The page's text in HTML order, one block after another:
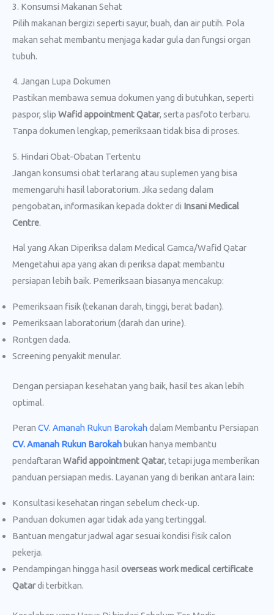
3. Konsumsi Makanan Sehat
Pilih makanan bergizi seperti sayur, buah, dan air putih. Pola
makan sehat membantu menjaga kadar gula dan fungsi organ
tubuh.
4. Jangan Lupa Dokumen
Pastikan membawa semua dokumen yang di butuhkan, seperti
paspor, slip Wafid appointment Qatar, serta pasfoto terbaru.
Tanpa dokumen lengkap, pemeriksaan tidak bisa di proses.
5. Hindari Obat-Obatan Tertentu
Jangan konsumsi obat terlarang atau suplemen yang bisa
memengaruhi hasil laboratorium. Jika sedang dalam
pengobatan, informasikan kepada dokter di Insani Medical
Centre.
Hal yang Akan Diperiksa dalam Medical Gamca/Wafid Qatar
Mengetahui apa yang akan di periksa dapat membantu
persiapan lebih baik. Pemeriksaan biasanya mencakup:
Pemeriksaan fisik (tekanan darah, tinggi, berat badan).
Pemeriksaan laboratorium (darah dan urine).
Rontgen dada.
Screening penyakit menular.
Dengan persiapan kesehatan yang baik, hasil tes akan lebih
optimal.
Peran CV. Amanah Rukun Barokah dalam Membantu Persiapan
CV. Amanah Rukun Barokah bukan hanya membantu
pendaftaran Wafid appointment Qatar, tetapi juga memberikan
panduan persiapan medis. Layanan yang di berikan antara lain:
Konsultasi kesehatan ringan sebelum check-up.
Panduan dokumen agar tidak ada yang tertinggal.
Bantuan mengatur jadwal agar sesuai kondisi fisik calon
pekerja.
Pendampingan hingga hasil overseas work medical certificate
Qatardi terbitkan.